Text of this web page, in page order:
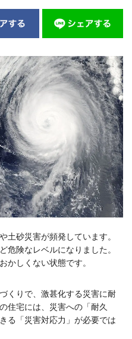
土砂災害が頻発しています。
危険なレベルになりました。
かしくない状態です。
くりで、激甚化する災害に耐
住宅には、災害への「耐久
る「災害対応力」が必要では